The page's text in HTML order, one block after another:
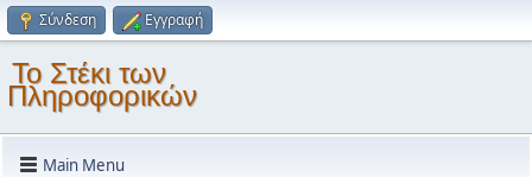
Σύνδεση Εγγραφή
Το Στέκι των
Πληροφορικών
Main Menu